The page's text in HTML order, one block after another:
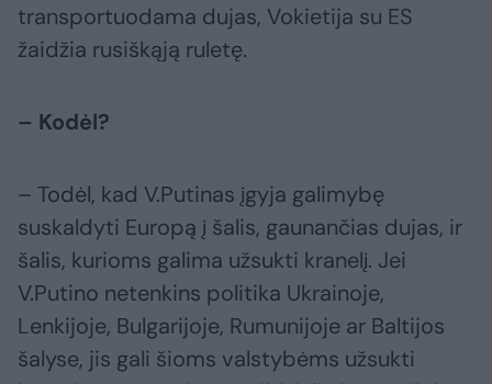
transportuodama dujas, Vokietija su ES
žaidžia rusiškąją ruletę.
– Kodėl?
– Todėl, kad V.Putinas įgyja galimybę
suskaldyti Europą į šalis, gaunančias dujas, ir
šalis, kurioms galima užsukti kranelį. Jei
V.Putino netenkins politika Ukrainoje,
Lenkijoje, Bulgarijoje, Rumunijoje ar Baltijos
šalyse, jis gali šioms valstybėms užsukti